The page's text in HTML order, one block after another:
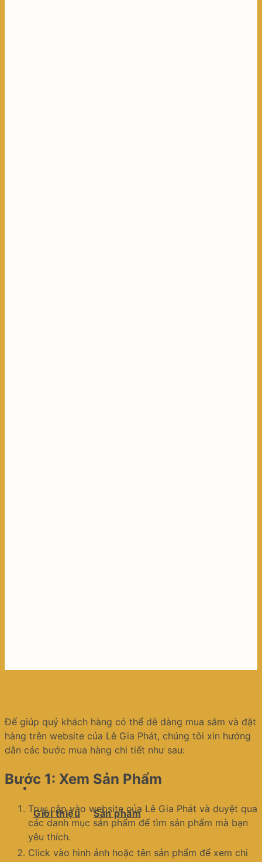
Giới thiệu Sản phẩm
Để giúp quý khách hàng có thể dễ dàng mua sắm và đặt
hàng trên website của Lê Gia Phát, chúng tôi xin hướng
dẫn các bước mua hàng chi tiết như sau:
Bước 1: Xem Sản Phẩm
Truy cập vào website của Lê Gia Phát và duyệt qua
các danh mục sản phẩm để tìm sản phẩm mà bạn
yêu thích.
Click vào hình ảnh hoặc tên sản phẩm để xem chi